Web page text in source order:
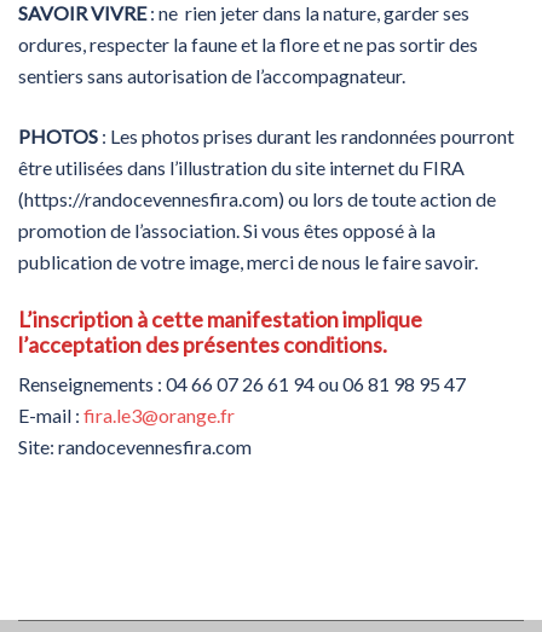
SAVOIR VIVRE: ne rien jeter dans la nature, garder ses
ordures, respecter la faune et la flore et ne pas sortir des
sentiers sans autorisation de l’accompagnateur.
PHOTOS : Les photos prises durant les randonnées pourront
être utilisées dans l’illustration du site internet du FIRA
(https://randocevennesfira.com) ou lors de toute action de
promotion de l’association. Si vous êtes opposé à la
publication de votre image, merci de nous le faire savoir.
L’inscription à cette manifestation implique
l’acceptation des présentes conditions.
Renseignements : 04 66 07 26 61 94 ou 06 81 98 95 47
E-mail : fira.le3@orange.fr
Site: randocevennesfira.com